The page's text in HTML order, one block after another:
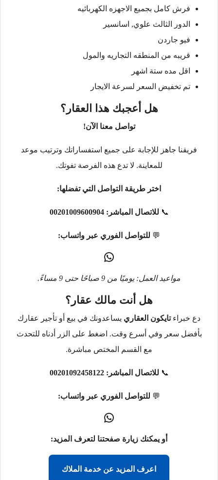
فرش كامل بجميع الاجهزه الكهربائيه
الدور الثالث علوي, اسانسير
فيو جاردن
قريبه من المنطقه التجاريه والمول
اقل مده ستة اشهر
تم تخفيض السعر لسرعة الايجار
هل أعجبك هذا العقار؟
تواصل معنا الآن!
فريقنا جاهز للإجابة على جميع استفساراتك وترتيب موعد
للمعاينة. لا تدع هذه الفرصة تفوتك.
اختر طريقة التواصل التي تفضلها:
📞 للاتصال المباشر: 00201009600904
💬 للتواصل الفوري عبر واتساب:
مواعيد العمل: يوميًا من 9 صباحًا حتى 9 مساءً.
هل أنت مالك عقار؟
دع خبراءتايكون العقاري يساعدونك في بيع أو تأجير عقارك
بأفضل سعر وفي أسرع وقت. اضغط على الزر أدناه للتحدث
مع القسم المختص مباشرة.
📞 للاتصال المباشر: 00201092458122
💬 للتواصل الفوري عبر واتساب:
أو يمكنك زيارة صفحتنا لتعرف المزيد:
اعرف المزيد عن خدمة الملاك